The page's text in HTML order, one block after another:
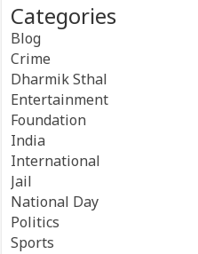
Categories
Blog
Crime
Dharmik Sthal
Entertainment
Foundation
India
International
Jail
National Day
Politics
Sports